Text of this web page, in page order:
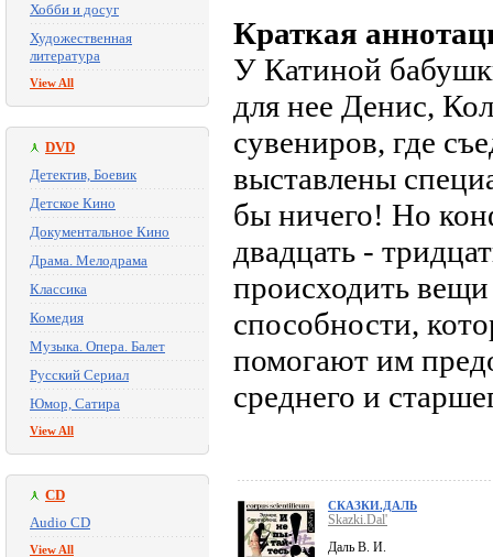
Хобби и досуг
Художественная
литература
View All
DVD
Детектив, Боевик
Детское Кино
Документальное Кино
Драма. Мелодрама
Классика
Комедия
Музыка. Опера. Балет
Русский Сериал
Юмор, Сатира
View All
CD
Audio CD
View All
Краткая
У Катиной
для нее Денис,
сувениров, где
выставлены
бы ничего! Но
двадцать -
происходить
способности,
помогают им
среднего и
СКАЗКИ.ДАЛЬ
Skazki.Dal'
Даль В. И.